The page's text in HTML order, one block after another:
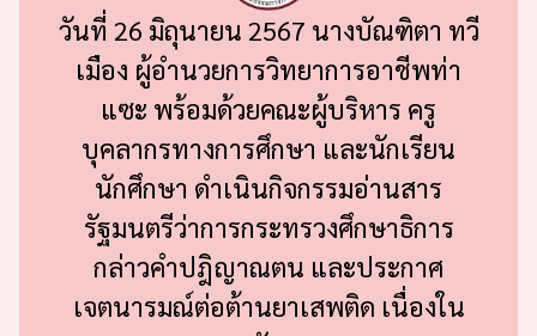
เมือง ผู้อำนวยการวิทยาการอาชีพท่า
แซะ พร้อมด้วยคณะผู้บริหาร ครู
บุคลากรทางการศึกษา และนักเรียน
นักศึกษา ดำเนินกิจกรรมอ่านสาร
รัฐมนตรีว่าการกระทรวงศึกษาธิการ
กล่าวคำปฎิญาณตน และประกาศ
เจตนารมณ์ต่อต้านยาเสพติด เนื่องใน
วัน